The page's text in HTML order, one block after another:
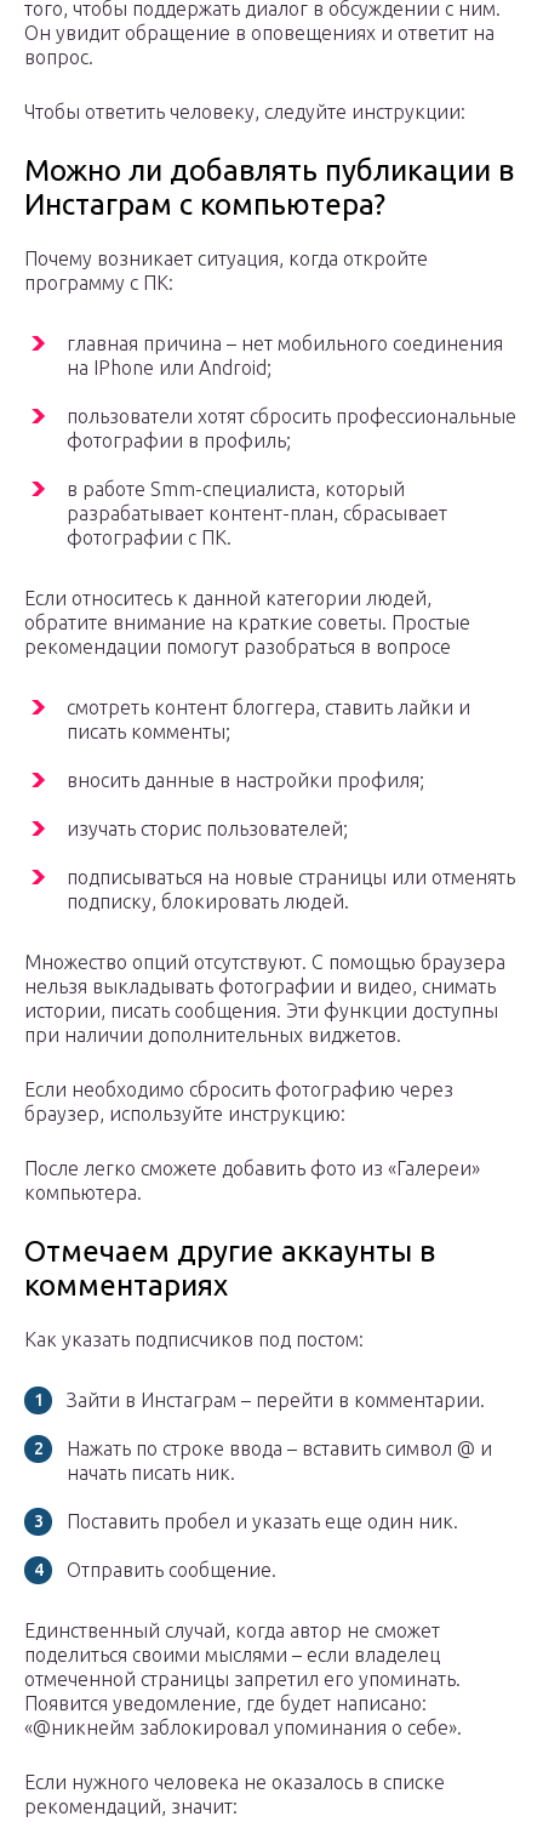
того, чтобы поддержать диалог в обсуждении с ним.
Он увидит обращение в оповещениях и ответит на
вопрос.
Чтобы ответить человеку, следуйте инструкции:
Можно ли добавлять публикации в
Инстаграм с компьютера?
Почему возникает ситуация, когда откройте
программу с ПК:
главная причина – нет мобильного соединения
на IPhone или Android;
пользователи хотят сбросить профессиональные
фотографии в профиль;
в работе Smm-специалиста, который
разрабатывает контент-план, сбрасывает
фотографии с ПК.
Если относитесь к данной категории людей,
обратите внимание на краткие советы. Простые
рекомендации помогут разобраться в вопросе
смотреть контент блоггера, ставить лайки и
писать комменты;
вносить данные в настройки профиля;
изучать сторис пользователей;
подписываться на новые страницы или отменять
подписку, блокировать людей.
Множество опций отсутствуют. С помощью браузера
нельзя выкладывать фотографии и видео, снимать
истории, писать сообщения. Эти функции доступны
при наличии дополнительных виджетов.
Если необходимо сбросить фотографию через
браузер, используйте инструкцию:
После легко сможете добавить фото из «Галереи»
компьютера.
Отмечаем другие аккаунты в
комментариях
Как указать подписчиков под постом:
Зайти в Инстаграм – перейти в комментарии.
Нажать по строке ввода – вставить символ @ и
начать писать ник.
Поставить пробел и указать еще один ник.
Отправить сообщение.
Единственный случай, когда автор не сможет
поделиться своими мыслями – если владелец
отмеченной страницы запретил его упоминать.
Появится уведомление, где будет написано:
«@никнейм заблокировал упоминания о себе».
Если нужного человека не оказалось в списке
рекомендаций, значит: